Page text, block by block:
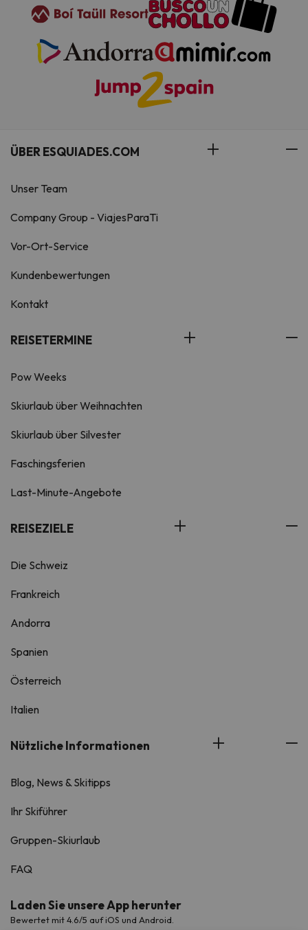
ÜBER ESQUIADES.COM
Unser Team
Company Group - ViajesParaTi
Vor-Ort-Service
Kundenbewertungen
Kontakt
REISETERMINE
Pow Weeks
Skiurlaub über Weihnachten
Skiurlaub über Silvester
Faschingsferien
Last-Minute-Angebote
REISEZIELE
Die Schweiz
Frankreich
Andorra
Spanien
Österreich
Italien
Nützliche Informationen
Blog, News & Skitipps
Ihr Skiführer
Gruppen-Skiurlaub
FAQ
Laden Sie unsere App herunter
Bewertet mit 4.6/5 auf iOS und Android.